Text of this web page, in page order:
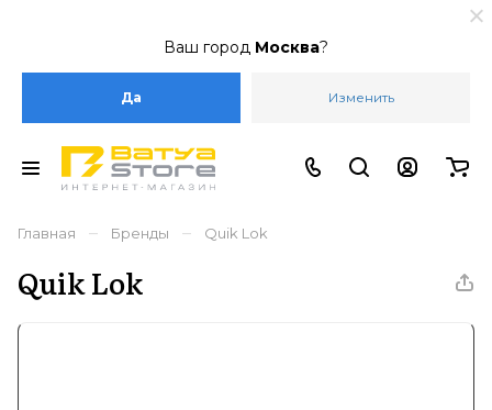
Ваш город Москва?
Да Изменить
Главная – Бренды – Quik Lok
Quik Lok